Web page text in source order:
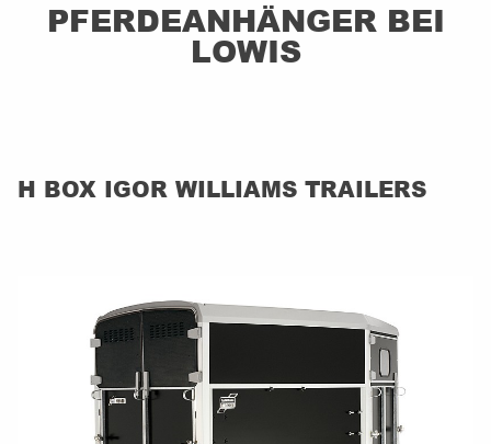
PFERDEANHÄNGER BEI
LOWIS
H BOX IGOR WILLIAMS TRAILERS